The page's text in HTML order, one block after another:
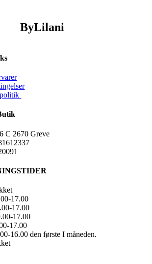
ByLilani
C 2670 Greve
17.00
17.00
17.00
17.00
16.00 den første I måneden.